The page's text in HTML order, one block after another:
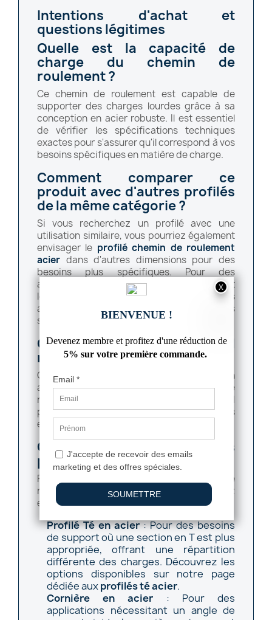
Intentions d'achat et
questions légitimes
Quelle est la capacité de
charge du chemin de
roulement ?
Ce chemin de roulement est capable de
supporter des charges lourdes grâce à sa
conception en acier robuste. Il est essentiel
de vérifier les spécifications techniques
exactes pour s'assurer qu'il correspond à vos
besoins spécifiques en matière de charge.
Comment comparer ce
produit avec d'autres profilés
de la même catégorie ?
Si vous recherchez un profilé avec une
utilisation similaire, vous pourriez également
envisager le profilé chemin de roulement
acier dans d'autres dimensions pour des
besoins plus spécifiques. Pour des
applications différentes, le
profilé té acieret
le
profilé U en acierpeuvent offrir des
avantages en fonction des contraintes
structurelles et esthétiques de votre projet.
Ce chemin de roulement est-il
résistant à la corrosion ?
Oui, ce chemin de roulement est fabriqué en
acier galvanisé, ce qui lui confère une
résistance accrue à la corrosion. Cela le rend
particulièrement adapté aux environnements
extérieurs ou exposés à l'humidité.
Comparaison avec d'autres
produits
Pour des alternatives à ce chemin de
roulement de 55 x 62 mm, vous pourriez
envisager :
Profilé Té en acier: Pour des besoins
de support où une section en T est plus
appropriée, offrant une répartition
différente des charges. Découvrez les
options disponibles sur notre page
dédiée auxprofilés té acier.
Cornière en acier : Pour des
applications nécessitant un angle de